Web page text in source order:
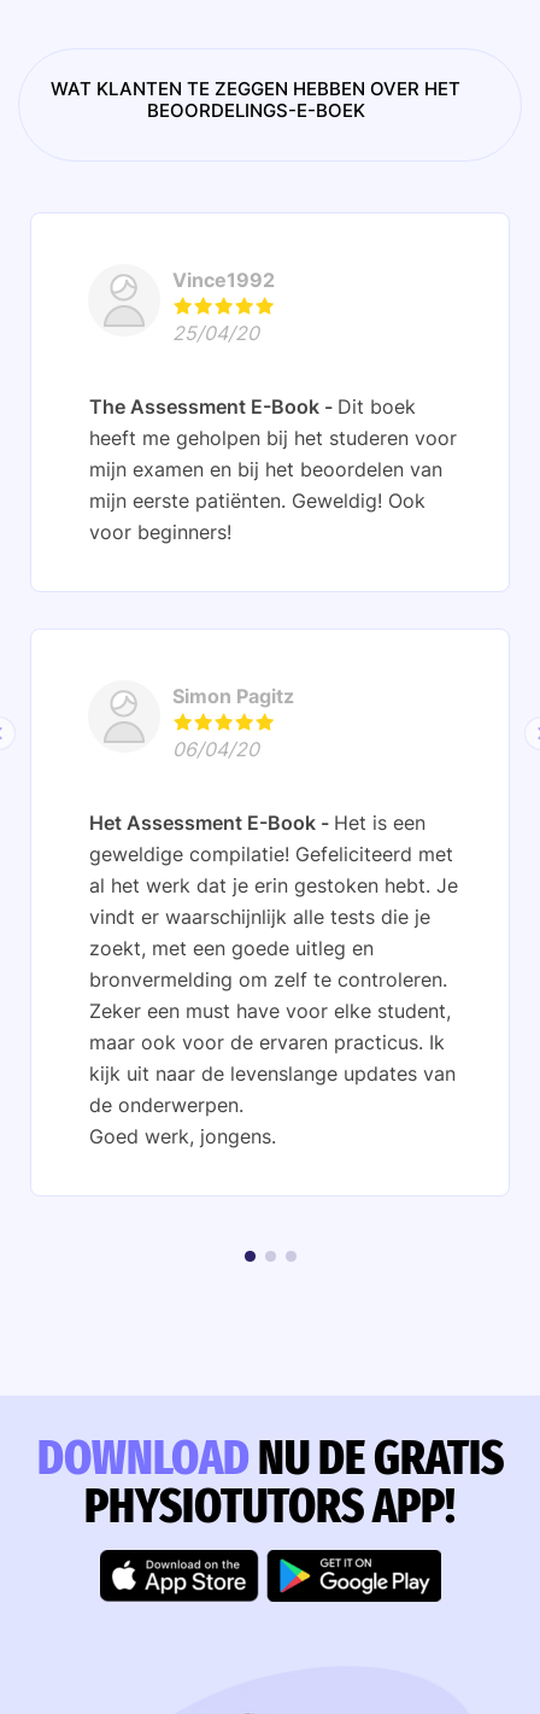
WAT KLANTEN TE ZEGGEN HEBBEN OVER HET
BEOORDELINGS-E-BOEK
Vince1992
25/04/20
The Assessment E-Book
Dit boek
heeft me geholpen bij het studeren voor
mijn examen en bij het beoordelen van
mijn eerste patiënten. Geweldig! Ook
voor beginners!
Simon Pagitz
06/04/20
Het Assessment E-Book
Het is een
geweldige compilatie! Gefeliciteerd met
al het werk dat je erin gestoken hebt. Je
vindt er waarschijnlijk alle tests die je
zoekt, met een goede uitleg en
bronvermelding om zelf te controleren.
Zeker een must have voor elke student,
maar ook voor de ervaren practicus. Ik
kijk uit naar de levenslange updates van
de onderwerpen.
Goed werk, jongens.
DOWNLOADNU DE GRATIS
PHYSIOTUTORS APP!